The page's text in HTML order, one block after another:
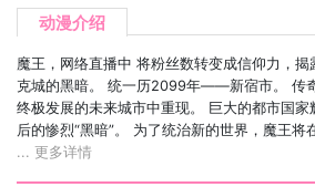
动漫介绍
魔王，网络直播中 将粉丝数转变成信仰力，揭
克城的黑暗。 统一历2099年——新宿市。 传
终极发展的未来城市中重现。 巨大的都市国
后的惨烈“黑暗”。 为了统治新的世界，魔王将
... 更多详情